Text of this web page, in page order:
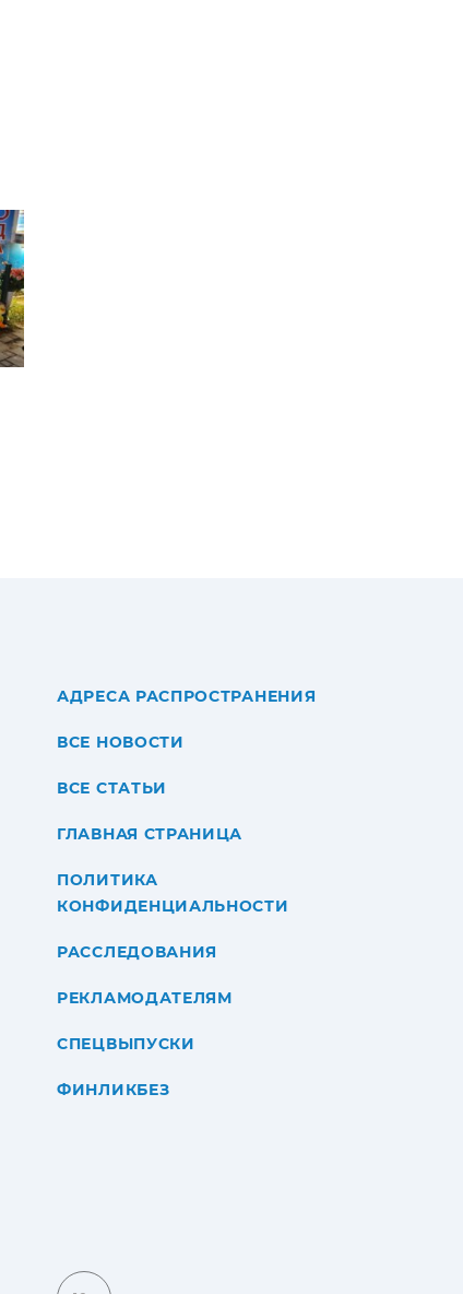
АДРЕСА РАСПРОСТРАНЕНИЯ
ВСЕ НОВОСТИ
ВСЕ СТАТЬИ
ГЛАВНАЯ СТРАНИЦА
ПОЛИТИКА
КОНФИДЕНЦИАЛЬНОСТИ
РАССЛЕДОВАНИЯ
РЕКЛАМОДАТЕЛЯМ
СПЕЦВЫПУСКИ
ФИНЛИКБЕЗ